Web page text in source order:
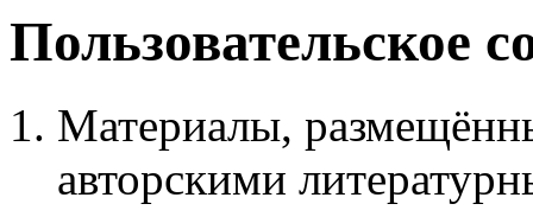
Пользовательское
Материалы,
авторскими